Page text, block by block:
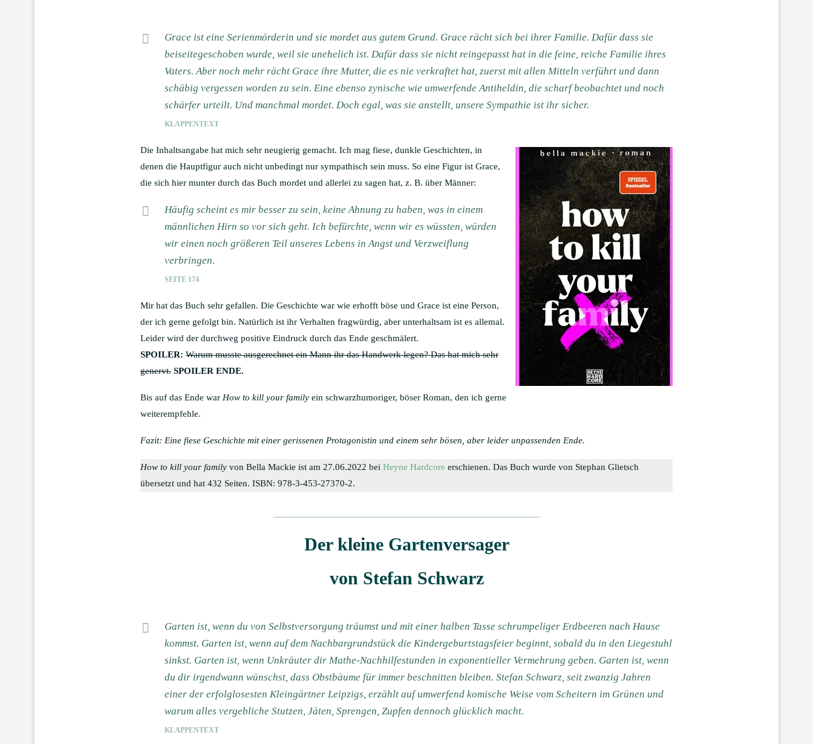
Grace ist eine Serienmörderin und sie mordet aus gutem Grund. Grace rächt sich bei ihrer Familie. Dafür dass sie
beiseitegeschoben wurde, weil sie unehelich ist. Dafür dass sie nicht reingepasst hat in die feine, reiche Familie ihres
Vaters. Aber noch mehr rächt Grace ihre Mutter, die es nie verkraftet hat, zuerst mit allen Mitteln verführt und dann
schäbig vergessen worden zu sein. Eine ebenso zynische wie umwerfende Antiheldin, die scharf beobachtet und noch
schärfer urteilt. Und manchmal mordet. Doch egal, was sie anstellt, unsere Sympathie ist ihr sicher.
KLAPPENTEXT
Die Inhaltsangabe hat mich sehr neugierig gemacht. Ich mag fiese, dunkle Geschichten, in
denen die Hauptfigur auch nicht unbedingt nur sympathisch sein muss. So eine Figur ist Grace,
die sich hier munter durch das Buch mordet und allerlei zu sagen hat, z. B. über Männer:
Häufig scheint es mir besser zu sein, keine Ahnung zu haben, was in einem
männlichen Hirn so vor sich geht. Ich befürchte, wenn wir es wüssten, würden
wir einen noch größeren Teil unseres Lebens in Angst und Verzweiflung
verbringen.
SEITE 174
Mir hat das Buch sehr gefallen. Die Geschichte war wie erhofft böse und Grace ist eine Person,
der ich gerne gefolgt bin. Natürlich ist ihr Verhalten fragwürdig, aber unterhaltsam ist es allemal.
Leider wird der durchweg positive Eindruck durch das Ende geschmälert.
SPOILER: Warum musste ausgerechnet ein Mann ihr das Handwerk legen? Das hat mich sehr
genervt. SPOILER ENDE.
Bis auf das Ende war How to kill your family ein schwarzhumoriger, böser Roman, den ich gerne
weiterempfehle.
Fazit: Eine fiese Geschichte mit einer gerissenen Protagonistin und einem sehr bösen, aber leider unpassenden Ende.
How to kill your family von Bella Mackie ist am 27.06.2022 bei Heyne Hardcore erschienen. Das Buch wurde von Stephan Glietsch
übersetzt und hat 432 Seiten. ISBN: 978-3-453-27370-2.
Der kleine Gartenversager
von Stefan Schwarz
Garten ist, wenn du von Selbstversorgung träumst und mit einer halben Tasse schrumpeliger Erdbeeren nach Hause
kommst. Garten ist, wenn auf dem Nachbargrundstück die Kindergeburtstagsfeier beginnt, sobald du in den Liegestuhl
sinkst. Garten ist, wenn Unkräuter dir Mathe-Nachhilfestunden in exponentieller Vermehrung geben. Garten ist, wenn
du dir irgendwann wünschst, dass Obstbäume für immer beschnitten bleiben. Stefan Schwarz, seit zwanzig Jahren
einer der erfolglosesten Kleingärtner Leipzigs, erzählt auf umwerfend komische Weise vom Scheitern im Grünen und
warum alles vergebliche Stutzen, Jäten, Sprengen, Zupfen dennoch glücklich macht.
KLAPPENTEXT